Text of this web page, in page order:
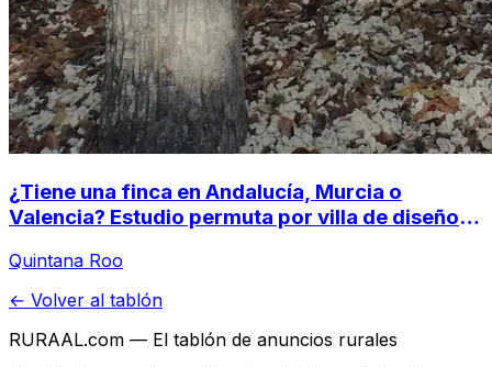
¿Tiene una finca en Andalucía, Murcia o
Valencia? Estudio permuta por villa de diseño
Quintana Roo
← Volver al tablón
RURAAL.com — El tablón de anuncios rurales